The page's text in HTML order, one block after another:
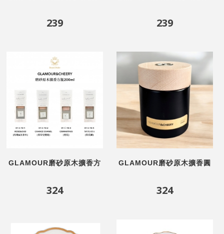
239 239
GLAMOUR磨砂原木擴香方
324
GLAMOUR磨砂原木擴香圓
324